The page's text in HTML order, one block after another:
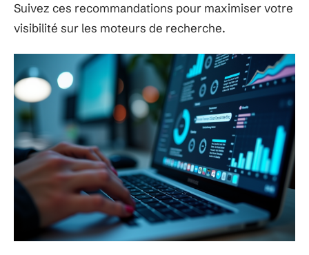
Suivez ces recommandations pour maximiser votre
visibilité sur les moteurs de recherche.